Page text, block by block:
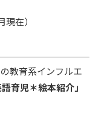
在）
教育系インフルエ
育児＊絵本紹介」